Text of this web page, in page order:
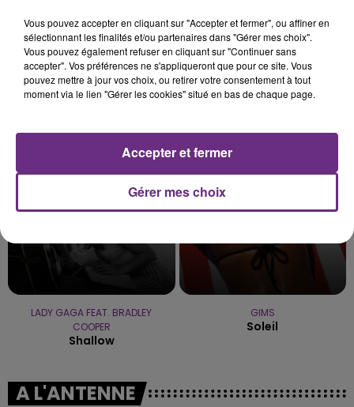
DISIZ & THEODORA TEDDY SWIMS
LADY GAGA FEAT. BRADLEY
COOPER
Shallow
10h27
10h27
GIMS
Soleil
A L'ANTENNE
Vous pouvez accepter en cliquant sur "Accepter et fermer", ou affiner en
sélectionnant les finalités et/ou partenaires dans "Gérer mes choix".
Vous pouvez également refuser en cliquant sur "Continuer sans
accepter". Vos préférences ne s'appliqueront que pour ce site. Vous
pouvez mettre à jour vos choix, ou retirer votre consentement à tout
moment via le lien "Gérer les cookies" situé en bas de chaque page.
Gérer mes choix
Accepter et fermer